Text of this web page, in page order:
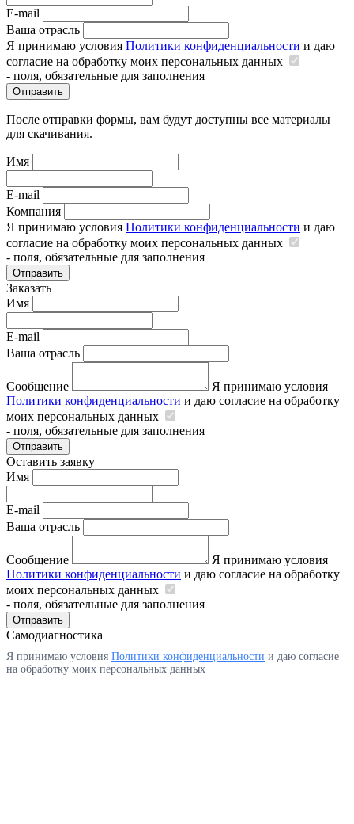
E-mail
Ваша отрасль
Я принимаю условия Политики конфиденциальности и даю
согласие на обработку моих персональных данных
- поля, обязательные для заполнения
Отправить
После отправки формы, вам будут доступны все материалы
для скачивания.
Имя
E-mail
Компания
Я принимаю условия Политики конфиденциальности и даю
согласие на обработку моих персональных данных
- поля, обязательные для заполнения
Отправить
Заказать
Имя
E-mail
Ваша отрасль
Сообщение
Я принимаю условия
Политики конфиденциальности и даю согласие на обработку
моих персональных данных
- поля, обязательные для заполнения
Отправить
Оставить заявку
Имя
E-mail
Ваша отрасль
Сообщение
Я принимаю условия
Политики конфиденциальности и даю согласие на обработку
моих персональных данных
- поля, обязательные для заполнения
Отправить
Самодиагностика
Я принимаю условия Политики конфиденциальности и даю согласие
на обработку моих персональных данных